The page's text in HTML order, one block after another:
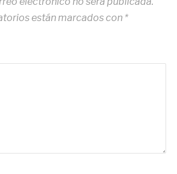
están marcados con *